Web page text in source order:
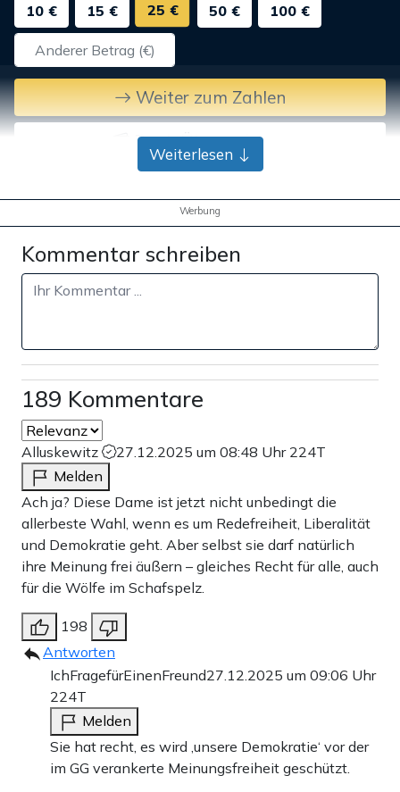
10 € 15 € 25 € 50 € 100 €
Weiter zum Zahlen
Bank-Überweisung
Weiterlesen
Werbung
Kommentar schreiben
189 Kommentare
Alluskewitz 27.12.2025 um 08:48 Uhr 224T
Melden
Ach ja? Diese Dame ist jetzt nicht unbedingt die
allerbeste Wahl, wenn es um Redefreiheit, Liberalität
und Demokratie geht. Aber selbst sie darf natürlich
ihre Meinung frei äußern – gleiches Recht für alle, auch
für die Wölfe im Schafspelz.
198
Antworten
IchFragefürEinenFreund27.12.2025 um 09:06 Uhr
224T
Melden
Sie hat recht, es wird ‚unsere Demokratie‘ vor der
im GG verankerte Meinungsfreiheit geschützt.